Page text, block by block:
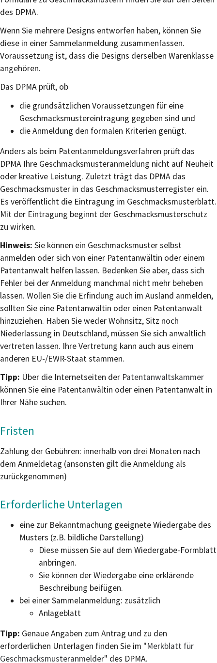
des DPMA.
Wenn Sie mehrere Designs entworfen haben, können Sie
diese in einer Sammelanmeldung zusammenfassen.
Voraussetzung ist, dass die Designs derselben Warenklasse
angehören.
Das DPMA prüft, ob
die grundsätzlichen Voraussetzungen für eine
Geschmacksmustereintragung gegeben sind und
die Anmeldung den formalen Kriterien genügt.
Anders als beim Patentanmeldungsverfahren prüft das
DPMA Ihre Geschmacksmusteranmeldung nicht auf Neuheit
oder kreative Leistung. Zuletzt trägt das DPMA das
Geschmacksmuster in das Geschmacksmusterregister ein.
Es veröffentlicht die Eintragung im Geschmacksmusterblatt.
Mit der Eintragung beginnt der Geschmacksmusterschutz
zu wirken.
Hinweis: Sie können ein Geschmacksmuster selbst
anmelden oder sich von einer Patentanwältin oder einem
Patentanwalt helfen lassen. Bedenken Sie aber, dass sich
Fehler bei der Anmeldung manchmal nicht mehr beheben
lassen. Wollen Sie die Erfindung auch im Ausland anmelden,
sollten Sie eine Patentanwältin oder einen Patentanwalt
hinzuziehen. Haben Sie weder Wohnsitz, Sitz noch
Niederlassung in Deutschland, müssen Sie sich anwaltlich
vertreten lassen. Ihre Vertretung kann auch aus einem
anderen EU-/EWR-Staat stammen.
Tipp: Über die Internetseiten der Patentanwaltskammer
können Sie eine Patentanwältin oder einen Patentanwalt in
Ihrer Nähe suchen.
Fristen
Zahlung der Gebühren: innerhalb von drei Monaten nach
dem Anmeldetag (ansonsten gilt die Anmeldung als
zurückgenommen)
Erforderliche Unterlagen
eine zur Bekanntmachung geeignete Wiedergabe des
Musters (z.B. bildliche Darstellung)
Diese müssen Sie auf dem Wiedergabe-Formblatt
anbringen.
Sie können der Wiedergabe eine erklärende
Beschreibung beifügen.
bei einer Sammelanmeldung: zusätzlich
Anlageblatt
Tipp: Genaue Angaben zum Antrag und zu den
erforderlichen Unterlagen finden Sie im "Merkblatt für
Geschmacksmusteranmelder" des DPMA.